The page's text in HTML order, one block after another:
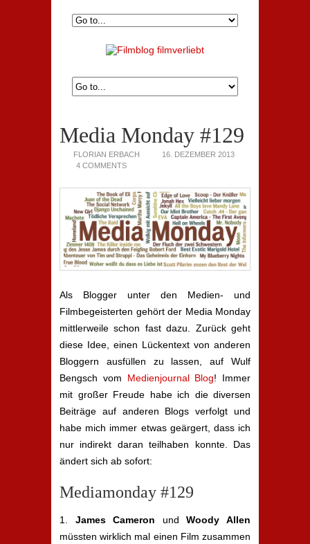
Media Monday #129
FLORIAN ERBACH
16. DEZEMBER 2013
4 COMMENTS
Als Blogger unter den Medien- und
Filmbegeisterten gehört der Media Monday
mittlerweile schon fast dazu. Zurück geht
diese Idee, einen Lückentext von anderen
Bloggern ausfüllen zu lassen, auf Wulf
Bengsch vom Medienjournal Blog! Immer
mit großer Freude habe ich die diversen
Beiträge auf anderen Blogs verfolgt und
habe mich immer etwas geärgert, dass ich
nur indirekt daran teilhaben konnte. Das
ändert sich ab sofort:
Mediamonday #129
1. James Cameron undWoody Allen
müssten wirklich mal einen Film zusammen